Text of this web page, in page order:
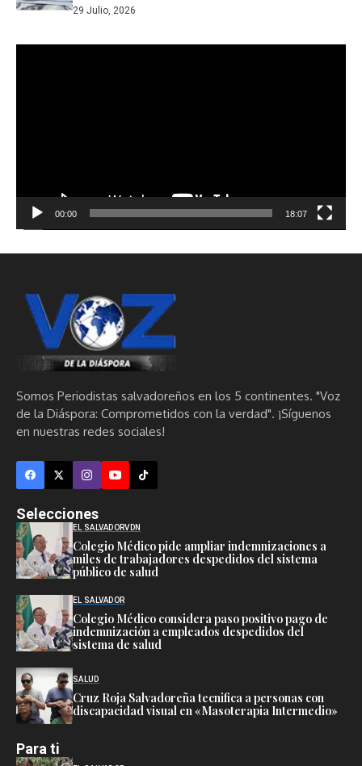
29 Julio, 2026
00:00 18:07
Somos Periodistas salvadoreños en los 5 continentes. "Voz
de la Diáspora: Comprometidos con la verdad". ¡Síguenos
en nuestras redes sociales!
Selecciones
EL SALVADORVDN
Colegio Médico pide ampliar indemnizaciones a
miles de trabajadores despedidos del sistema
público de salud
EL SALVADOR
Colegio Médico considera paso positivo pago de
indemnización a empleados despedidos del
sistema de salud
SALUD
Cruz Roja Salvadoreña tecnifica a personas con
discapacidad visual en «Masoterapia Intermedio»
Para ti